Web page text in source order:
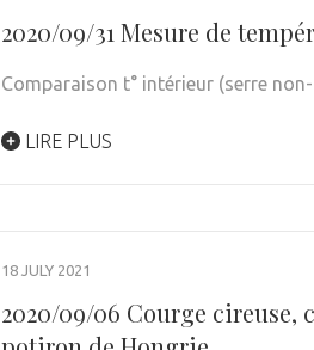
2020/09/31 Mesure de
Comparaison t° intérieur (serre
LIRE PLUS
18 JULY 2021
2020/09/06 Courge cireuse,